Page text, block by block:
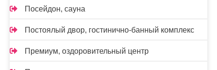
Посейдон, сауна
Постоялый двор, гостинично-банный комплекс
Премиум, оздоровительный центр